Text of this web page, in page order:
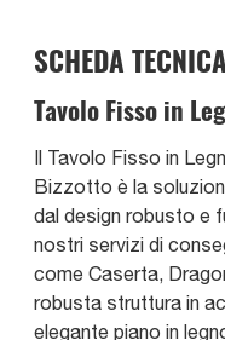
SCHEDA TECNICA
Tavolo Fisso in
Il Tavolo Fisso in
Bizzotto è la
dal design robusto e
nostri servizi di
come Caserta,
robusta struttura in
elegante piano in